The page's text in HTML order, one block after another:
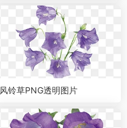
风铃草PNG透明图片